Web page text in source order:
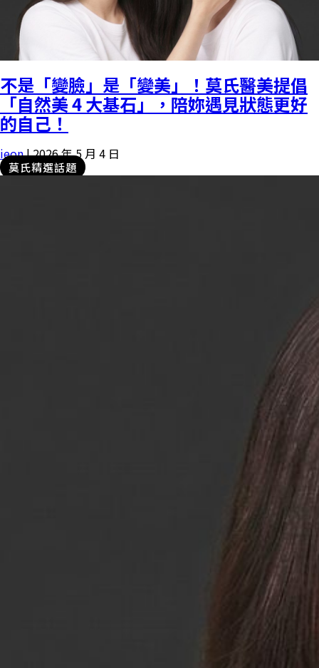
不是「變臉」是「變美」！莫氏醫美提倡
「自然美 4 大基石」，陪妳遇見狀態更好
的自己！
ieon|2026 年 5 月 4 日
莫氏精選話題